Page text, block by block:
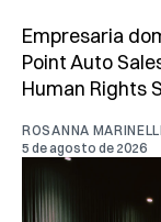
Empresaria
Point Auto
Human Rights
ROSANNA MARINELLI
5 de agosto de 2026